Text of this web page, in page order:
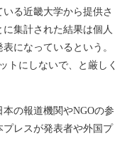
る近畿大学から提供さ
集計された結果は個人
になっているという。
トにしないで、と厳しく
の報道機関やNGOの参
レスが発表者や外国プ